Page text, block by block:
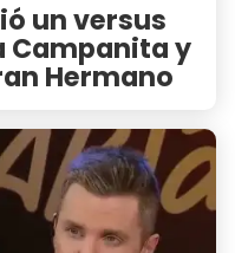
un versus
Campanita y
Hermano